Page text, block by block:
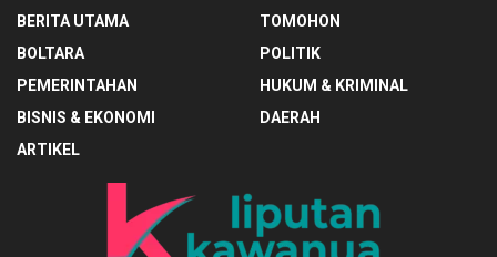
BERITA UTAMA
TOMOHON
BOLTARA
POLITIK
PEMERINTAHAN
HUKUM & KRIMINAL
BISNIS & EKONOMI
DAERAH
ARTIKEL